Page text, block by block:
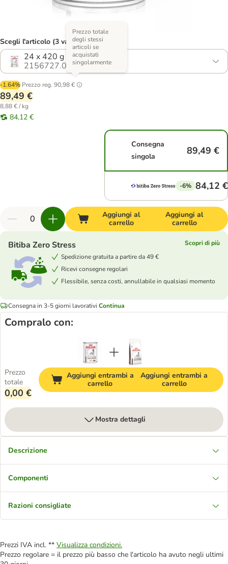
Scegli l'articolo (3 varianti)
24 x 420 g
2156727.0
-1.64% Prezzo reg. 90,98 €
Prezzo totale
degli stessi
articoli se
acquistati
singolarmente
89,49 €
8,88 € / kg
84,12 €
Consegna
singola
89,49 €
-6% 84,12 €
Aggiungi al
carrello
Aggiungi al
carrello
Bitiba Zero Stress
Scopri di più
Spedizione gratuita a partire da 49 €
Ricevi consegne regolari
Flessibile, senza costi, annullabile in qualsiasi momento
Consegna in 3-5 giorni lavorativi Continua
Compralo con:
Prezzo
totale
0,00 €
Aggiungi entrambi a
carrello
Aggiungi entrambi a
carrello
Mostra dettagli
Descrizione
Componenti
Razioni consigliate
Prezzi IVA incl. ** Visualizza condizioni.
Prezzo regolare = il prezzo più basso che l'articolo ha avuto negli ultimi